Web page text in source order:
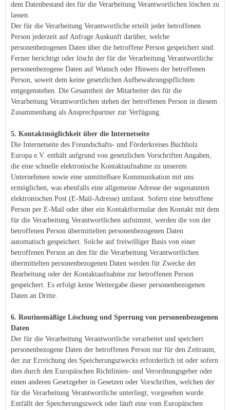
dem Datenbestand des für die Verarbeitung Verantwortlichen löschen zu
lassen.
Der für die Verarbeitung Verantwortliche erteilt jeder betroffenen
Person jederzeit auf Anfrage Auskunft darüber, welche
personenbezogenen Daten über die betroffene Person gespeichert sind.
Ferner berichtigt oder löscht der für die Verarbeitung Verantwortliche
personenbezogene Daten auf Wunsch oder Hinweis der betroffenen
Person, soweit dem keine gesetzlichen Aufbewahrungspflichten
entgegenstehen. Die Gesamtheit der Mitarbeiter des für die
Verarbeitung Verantwortlichen stehen der betroffenen Person in diesem
Zusammenhang als Ansprechpartner zur Verfügung.
5. Kontaktmöglichkeit über die Internetseite
Die Internetseite des Freundschafts- und Förderkreises Buchholz
Europa e.V. enthält aufgrund von gesetzlichen Vorschriften Angaben,
die eine schnelle elektronische Kontaktaufnahme zu unserem
Unternehmen sowie eine unmittelbare Kommunikation mit uns
ermöglichen, was ebenfalls eine allgemeine Adresse der sogenannten
elektronischen Post (E-Mail-Adresse) umfasst. Sofern eine betroffene
Person per E-Mail oder über ein Kontaktformular den Kontakt mit dem
für die Verarbeitung Verantwortlichen aufnimmt, werden die von der
betroffenen Person übermittelten personenbezogenen Daten
automatisch gespeichert. Solche auf freiwilliger Basis von einer
betroffenen Person an den für die Verarbeitung Verantwortlichen
übermittelten personenbezogenen Daten werden für Zwecke der
Bearbeitung oder der Kontaktaufnahme zur betroffenen Person
gespeichert. Es erfolgt keine Weitergabe dieser personenbezogenen
Daten an Dritte.
6. Routinemäßige Löschung und Sperrung von personenbezogenen
Daten
Der für die Verarbeitung Verantwortliche verarbeitet und speichert
personenbezogene Daten der betroffenen Person nur für den Zeitraum,
der zur Erreichung des Speicherungszwecks erforderlich ist oder sofern
dies durch den Europäischen Richtlinien- und Verordnungsgeber oder
einen anderen Gesetzgeber in Gesetzen oder Vorschriften, welchen der
für die Verarbeitung Verantwortliche unterliegt, vorgesehen wurde.
Entfällt der Speicherungszweck oder läuft eine vom Europäischen